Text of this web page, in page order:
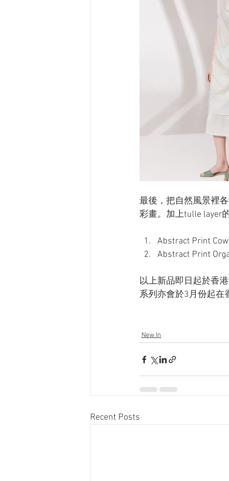
最後，把自然風景裡
彩畫。加上tulle layer
Abstract Print
Abstract Print
以上新品即日起於香
系列亦會於3月份起在
New In
Recent Posts